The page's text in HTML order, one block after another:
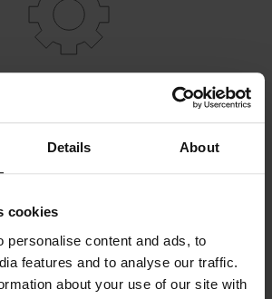
Details About
cookies
personalise content and ads, to
features and to analyse our traffic.
about your use of our site with
РУКОЯТКА, АУДІО
міцною рукояткою та U-
упором, що значно покращує
до ремінця на липучці, що
в детекторі,
вбудованого динаміка